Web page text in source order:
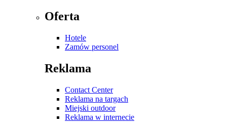
Oferta
Hotele
Zamów personel
Reklama
Contact Center
Reklama na targach
Miejski outdoor
Reklama w internecie